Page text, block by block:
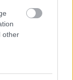
other